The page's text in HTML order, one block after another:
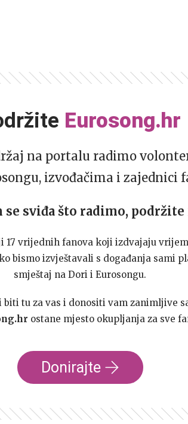
Eurosong.hr
na portalu radimo
izvođačima i zajednici
se sviđa što radimo, podržite
17 vrijednih fanova koji izdvajaju
bismo izvještavali s događanja sami
smještaj na Dori i Eurosongu.
biti tu za vas i donositi vam zanimljive
ostane mjesto okupljanja za sve
Donirajte